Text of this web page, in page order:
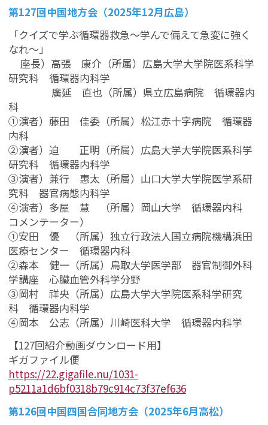
第127回中国地方会（2025年12月広島）
「クイズで学ぶ循環器救急～学んで備えて急変に強く
なれ～」
座長）高張 康介（所属）広島大学大学院医系科学
研究科 循環器内科学
廣延 直也（所属）県立広島病院 循環器内
科
①演者）藤田 佳委（所属）松江赤十字病院 循環器
内科
②演者）迫 正明（所属）広島大学大学院医系科学
研究科 循環器内科学
③演者）兼行 惠太（所属）山口大学大学院医学系研
究科 器官病態内科学
④演者）多屋 慧 （所属）岡山大学 循環器内科
コメンテーター）
①安田 優 （所属）独立行政法人国立病院機構浜田
医療センター 循環器内科
②森本 健一（所属）鳥取大学医学部 器官制御外科
学講座 心臓血管外科学分野
③岡村 祥央（所属）広島大学大学院医系科学研究
科 循環器内科学
④岡本 公志（所属）川崎医科大学 循環器内科学
【127回紹介動画ダウンロード用】
ギガファイル便
https://22.gigafile.nu/1031-
p5211a1d6bf0318b79c914c73f37ef636
第126回中国四国合同地方会（2025年6月高松）